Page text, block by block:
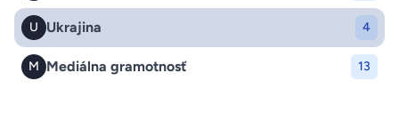
U Ukrajina 4
M Mediálna gramotnosť 13